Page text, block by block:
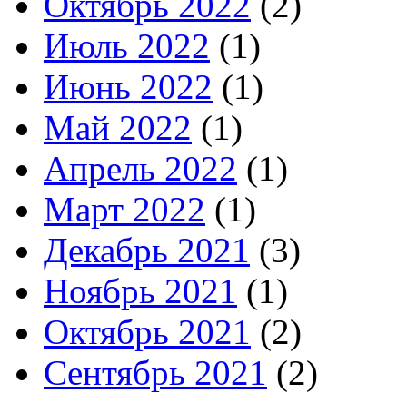
Июль 2022 (1)
Июнь 2022 (1)
Май 2022 (1)
Апрель 2022 (1)
Март 2022 (1)
Декабрь 2021 (3)
Ноябрь 2021 (1)
Октябрь 2021 (2)
Сентябрь 2021 (2)